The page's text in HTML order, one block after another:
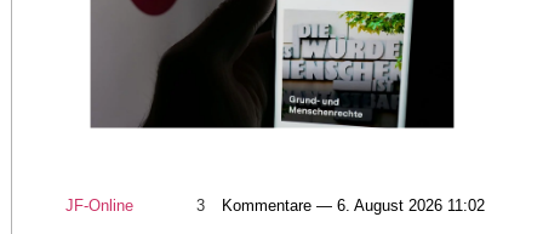
JF-Online 3 Kommentare — 6. August 2026 11:02